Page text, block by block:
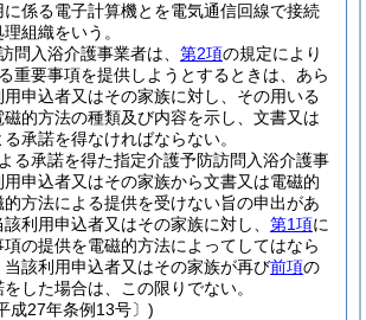
に係る電子計算機とを電気通信回線で接続
組織をいう。
問入浴介護事業者は、 第2項の規定により
重要事項を提供しようとするときは、あら
申込者又はその家族に対し、その用いる
的方法の種類及び内容を示し、文書又は
承諾を得なければならない。
る承諾を得た指定介護予防訪問入浴介護事
申込者又はその家族から文書又は電磁的
方法による提供を受けない旨の申出があ
利用申込者又はその家族に対し、 第1項に
の提供を電磁的方法によってしてはなら
当該利用申込者又はその家族が再び前項の
した場合は、この限りでない。
成27年条例13号〕)